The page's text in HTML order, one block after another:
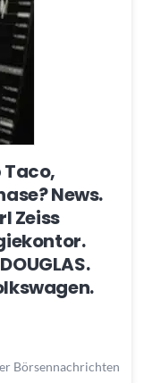
Taco,
News.
Zeiss
Börsennachrichten